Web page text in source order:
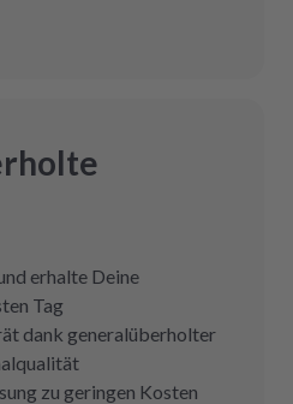
erhalte Deine
Tag
dank generalüberholter
zu geringen Kosten